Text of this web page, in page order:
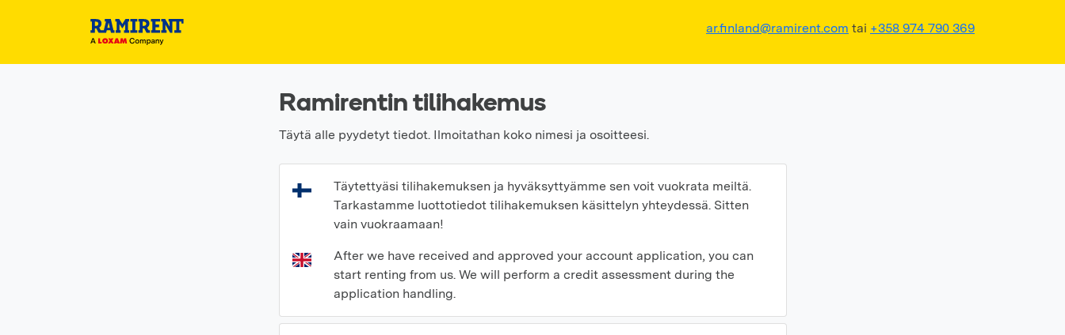
ar.finland@ramirent.com tai +358 974 790 369
Ramirentin tilihakemus
Täytä alle pyydetyt tiedot. Ilmoitathan koko nimesi ja osoitteesi.
Täytettyäsi tilihakemuksen ja hyväksyttyämme sen voit vuokrata meiltä.
Tarkastamme luottotiedot tilihakemuksen käsittelyn yhteydessä. Sitten
vain vuokraamaan!
After we have received and approved your account application, you can
start renting from us. We will perform a credit assessment during the
application handling.